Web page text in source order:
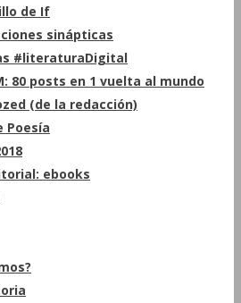
de If
sinápticas
#literaturaDigital
80 posts en 1 vuelta al mundo
(de la redacción)
Poesía
ebooks